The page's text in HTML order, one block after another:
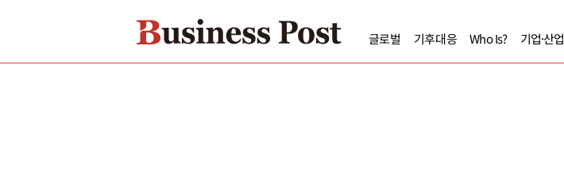
글로벌 기후대응 Who Is? 기업·산업